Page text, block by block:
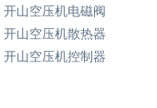
开山空压机电磁阀
开山空压机散热器
开山空压机控制器